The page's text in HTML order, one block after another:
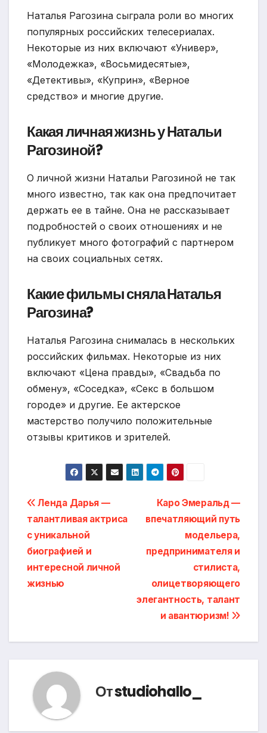
Наталья Рагозина сыграла роли во многих
популярных российских телесериалах.
Некоторые из них включают «Универ»,
«Молодежка», «Восьмидесятые»,
«Детективы», «Куприн», «Верное
средство» и многие другие.
Какая личная жизнь у Натальи
Рагозиной?
О личной жизни Натальи Рагозиной не так
много известно, так как она предпочитает
держать ее в тайне. Она не рассказывает
подробностей о своих отношениях и не
публикует много фотографий с партнером
на своих социальных сетях.
Какие фильмы сняла Наталья
Рагозина?
Наталья Рагозина снималась в нескольких
российских фильмах. Некоторые из них
включают «Цена правды», «Свадьба по
обмену», «Соседка», «Секс в большом
городе» и другие. Ее актерское
мастерство получило положительные
отзывы критиков и зрителей.
Навигация
по
записям
Каро Эмеральд —
впечатляющий путь
модельера,
предпринимателя и
стилиста,
олицетворяющего
элегантность, талант
и авантюризм!
Ленда Дарья —
талантливая актриса
с уникальной
биографией и
интересной личной
жизнью
Отstudiohallo_